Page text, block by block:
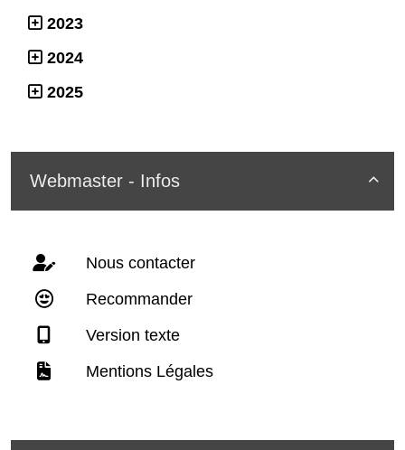
2023
2024
2025

Webmaster - Infos
Nous contacter
Recommander
Version texte
Mentions Légales